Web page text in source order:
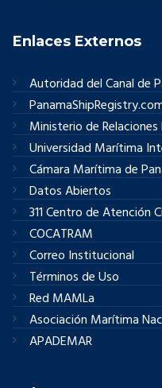
Enlaces Externos
Autoridad del Canal de
Ministerio de
Universidad Marítima
Cámara Marítima de
Datos Abiertos
311 Centro de Atención
COCATRAM
Correo Institucional
Términos de Uso
Red MAMLa
Asociación Marítima
APADEMAR